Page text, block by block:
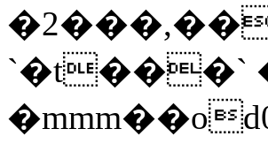
`�t���`